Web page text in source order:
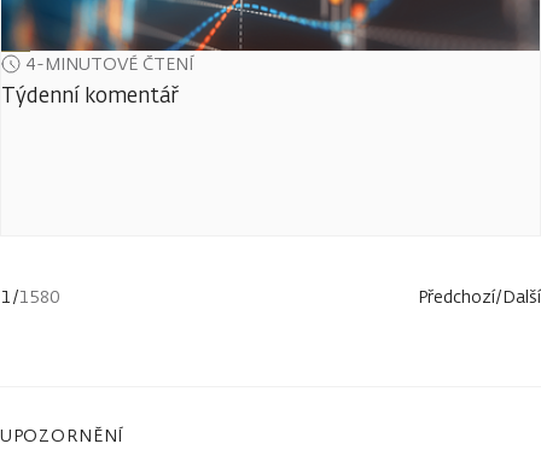
4-MINUTOVÉ ČTENÍ
Týdenní komentář
1/1580 Předchozí/Další
UPOZORNĚNÍ